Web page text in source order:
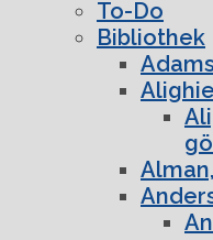
To-Do
Bibliothek